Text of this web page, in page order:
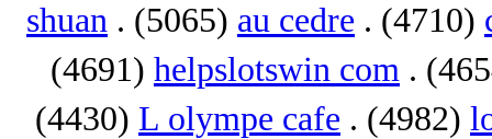
shuan . (5065) au cedre . (4710)
(4691) helpslotswin com .
(4430) L olympe cafe . (4982)